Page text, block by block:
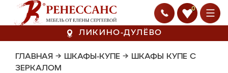
0
ЛИКИНО-ДУЛЁВО
ГЛАВНАЯ → ШКАФЫ-КУПЕ → ШКАФЫ КУПЕ С
ЗЕРКАЛОМ